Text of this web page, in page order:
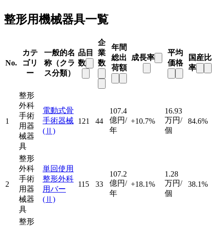
整形用機械器具一覧
No.
カテ
ゴリ
ー
一般的名
称（クラ
ス分類）
品目
数
企
業
数
年間
総出
荷額
成長率
平均
価格
国産比
率
1
整形
外科
手術
用器
械器
具
電動式骨
手術器械
(Ⅱ)
121 44
107.4
億円/
年
+10.7%
16.93
万円/
個
84.6%
2
整形
外科
手術
用器
械器
具
単回使用
整形外科
用バー
(Ⅱ)
115 33
107.2
億円/
年
+18.1%
1.28
万円/
個
38.1%
整形